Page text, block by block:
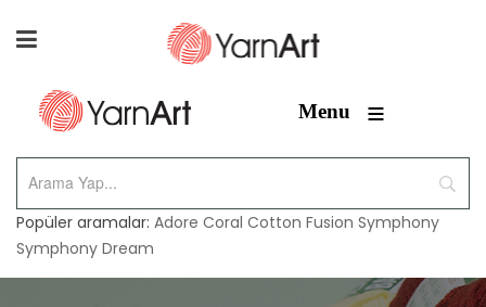
Menu ≡
Popüler aramalar: Adore Coral Cotton Fusion Symphony
Symphony Dream